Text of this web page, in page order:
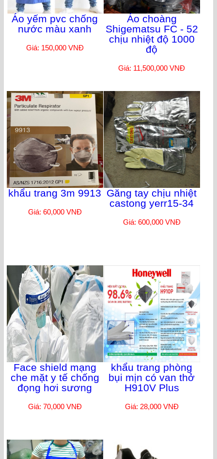
Áo yếm pvc chống
nước màu xanh
Giá: 150,000 VNĐ
Áo choàng
Shigematsu FC - 52
chịu nhiệt độ 1000
độ
Giá: 11,500,000 VNĐ
khẩu trang 3m 9913
Giá: 60,000 VNĐ
Găng tay chịu nhiệt
castong yerr15-34
Giá: 600,000 VNĐ
Face shield mạng
che mặt y tế chống
đọng hơi sương
Giá: 70,000 VNĐ
khẩu trang phòng
bụi mịn có van thở
H910V Plus
Giá: 28,000 VNĐ